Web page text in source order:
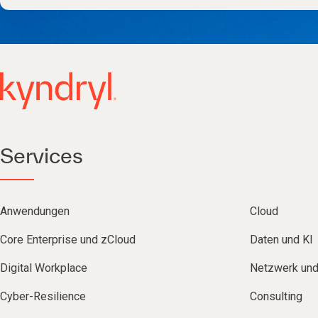
Services
Anwendungen Cloud
Core Enterprise und zCloud Daten und KI
Digital Workplace Netzwerk
Cyber-Resilience Consulting